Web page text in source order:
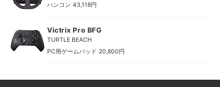
ハンコン 43,118円
Victrix Pro BFG
TURTLE BEACH
PC用ゲームパッド 20,800円